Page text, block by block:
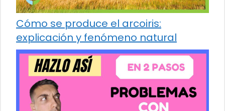
Cómo se produce el arcoiris:
explicación y fenómeno natural